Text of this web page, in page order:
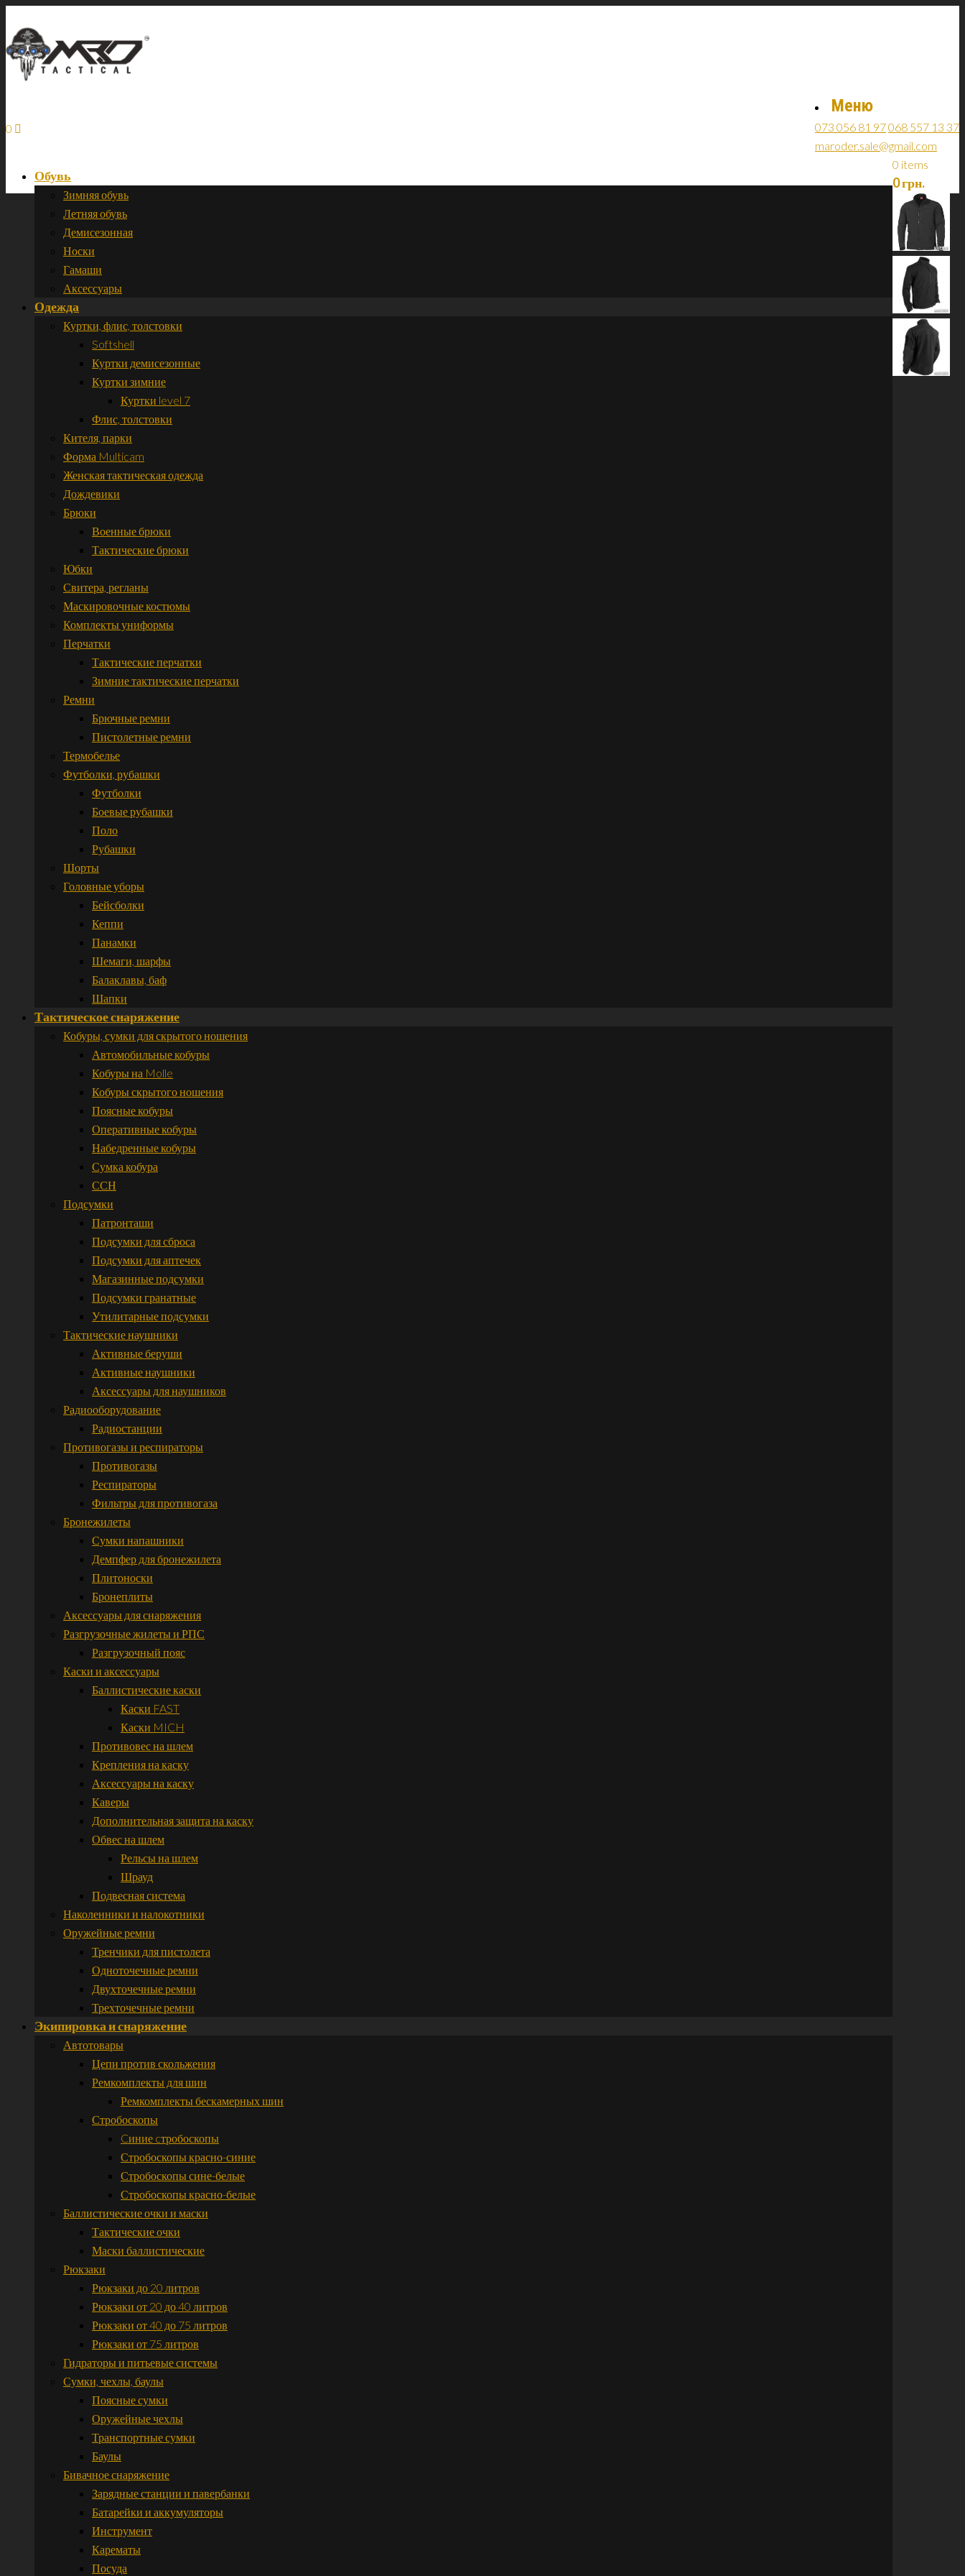
Меню
073 056 81 97068 557 13 37
maroder.sale@gmail.com
Обувь
Зимняя обувь
Летняя обувь
Демисезонная
Носки
Гамаши
Аксессуары
Одежда
Куртки, флис, толстовки
Softshell
Куртки демисезонные
Куртки зимние
Куртки level 7
Флис, толстовки
Кителя, парки
Форма Multicam
Женская тактическая одежда
Дождевики
Брюки
Военные брюки
Тактические брюки
Юбки
Свитера, регланы
Маскировочные костюмы
Комплекты униформы
Перчатки
Тактические перчатки
Зимние тактические перчатки
Ремни
Брючные ремни
Пистолетные ремни
Термобелье
Футболки, рубашки
Футболки
Боевые рубашки
Поло
Рубашки
Шорты
Головные уборы
Бейсболки
Кеппи
Панамки
Шемаги, шарфы
Балаклавы, баф
Шапки
Тактическое снаряжение
Кобуры, сумки для скрытого ношения
Автомобильные кобуры
Кобуры на Molle
Кобуры скрытого ношения
Поясные кобуры
Оперативные кобуры
Набедренные кобуры
Сумка кобура
ССН
Подсумки
Патронташи
Подсумки для сброса
Подсумки для аптечек
Магазинные подсумки
Подсумки гранатные
Утилитарные подсумки
Тактические наушники
Активные беруши
Активные наушники
Аксессуары для наушников
Радиооборудование
Радиостанции
Противогазы и респираторы
Противогазы
Респираторы
Фильтры для противогаза
Бронежилеты
Сумки напашники
Демпфер для бронежилета
Плитоноски
Бронеплиты
Аксессуары для снаряжения
Разгрузочные жилеты и РПС
Разгрузочный пояс
Каски и аксессуары
Баллистические каски
Каски FAST
Каски MICH
Противовес на шлем
Крепления на каску
Аксессуары на каску
Каверы
Дополнительная защита на каску
Обвес на шлем
Рельсы на шлем
Шрауд
Подвесная система
Наколенники и налокотники
Оружейные ремни
Тренчики для пистолета
Одноточечные ремни
Двухточечные ремни
Трехточечные ремни
Экипировка и снаряжение
Автотовары
Цепи против скольжения
Ремкомплекты для шин
Ремкомплекты бескамерных шин
Стробоскопы
Cиние cтробоскопы
Стробоскопы красно-синие
Стробоскопы сине-белые
Стробоскопы красно-белые
Баллистические очки и маски
Тактические очки
Маски баллистические
Рюкзаки
Рюкзаки до 20 литров
Рюкзаки от 20 до 40 литров
Рюкзаки от 40 до 75 литров
Рюкзаки от 75 литров
Гидраторы и питьевые системы
Сумки, чехлы, баулы
Поясные сумки
Оружейные чехлы
Транспортные сумки
Баулы
Бивачное снаряжение
Зарядные станции и павербанки
Батарейки и аккумуляторы
Инструмент
Карематы
Посуда
0
0 items
0грн.